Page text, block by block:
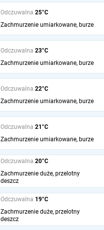
Odczuwalna 25°C
Zachmurzenie umiarkowane, burze
Odczuwalna 23°C
Zachmurzenie umiarkowane, burze
Odczuwalna 22°C
Zachmurzenie umiarkowane, burze
Odczuwalna 21°C
Zachmurzenie umiarkowane, burze
Odczuwalna 20°C
Zachmurzenie duże, przelotny
deszcz
Odczuwalna 19°C
Zachmurzenie duże, przelotny
deszcz